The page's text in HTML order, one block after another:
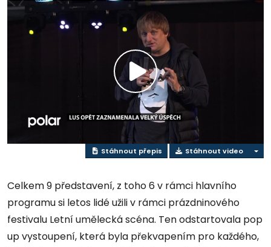
Přehrát
video
Stáhnout přepis Stáhnout video
Celkem 9 představení, z toho 6 v rámci hlavního
programu si letos lidé užili v rámci prázdninového
festivalu Letní umělecká scéna. Ten odstartovala pop
up vystoupení, která byla překvapením pro každého,